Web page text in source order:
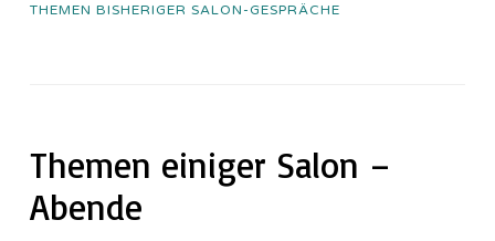
THEMEN BISHERIGER SALON-GESPRÄCHE
Themen einiger Salon –
Abende